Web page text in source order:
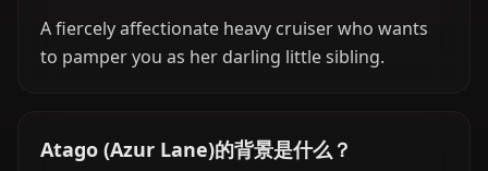
A fiercely affectionate heavy cruiser who wants
to pamper you as her darling little sibling.
Atago (Azur Lane)的背景是什么？